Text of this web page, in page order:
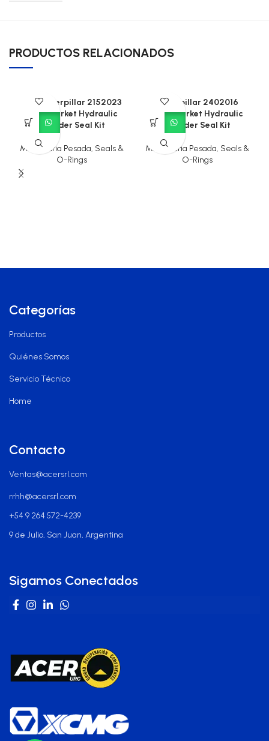
PRODUCTOS RELACIONADOS
CAT Caterpillar 2152023
Aftermarket Hydraulic
Cylinder Seal Kit
Maquinaria Pesada, Seals &
O-Rings
Caterpillar 2402016
Aftermarket Hydraulic
Cylinder Seal Kit
Maquinaria Pesada, Seals &
O-Rings
Categorías
Productos
Quiénes Somos
Servicio Técnico
Home
Contacto
Ventas@acersrl.com
rrhh@acersrl.com
+54 9 264 572-4239
9 de Julio, San Juan, Argentina
Sigamos Conectados